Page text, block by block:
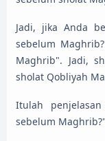
Jadi, jika Anda
sebelum
Maghrib". Jadi,
sholat Qobliyah
Itulah
sebelum